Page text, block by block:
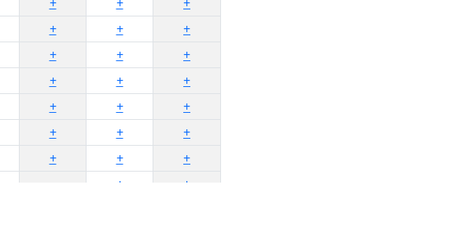
+ +
+
+ +
+
+ +
+
+ +
+
+ +
+
+ +
+
+
+